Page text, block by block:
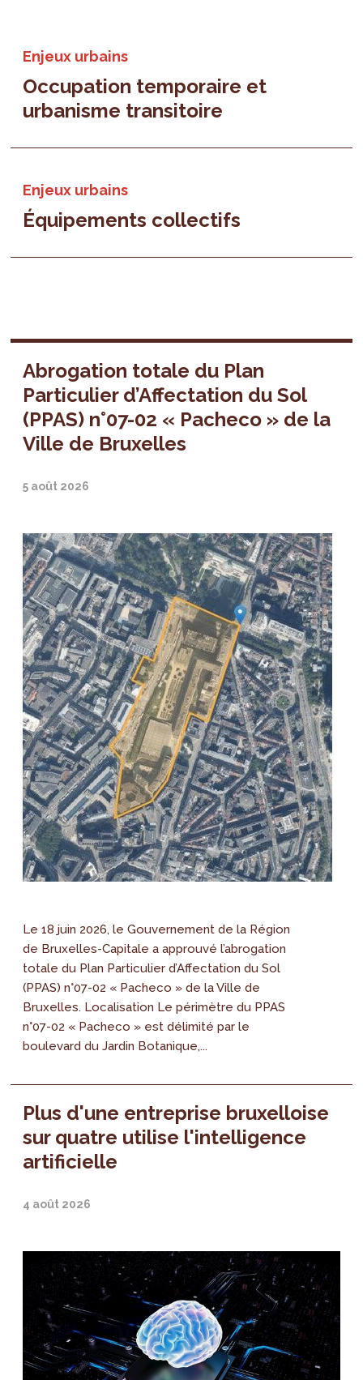
Enjeux urbains
Occupation temporaire et
urbanisme transitoire
Enjeux urbains
Équipements collectifs
Abrogation totale du Plan
Particulier d’Affectation du Sol
(PPAS) n°07-02 « Pacheco » de la
Ville de Bruxelles
5 août 2026
Le 18 juin 2026, le Gouvernement de la Région
de Bruxelles-Capitale a approuvé l’abrogation
totale du Plan Particulier d’Affectation du Sol
(PPAS) n°07-02 « Pacheco » de la Ville de
Bruxelles. Localisation Le périmètre du PPAS
n°07-02 « Pacheco » est délimité par le
boulevard du Jardin Botanique,...
Plus d'une entreprise bruxelloise
sur quatre utilise l'intelligence
artificielle
4 août 2026